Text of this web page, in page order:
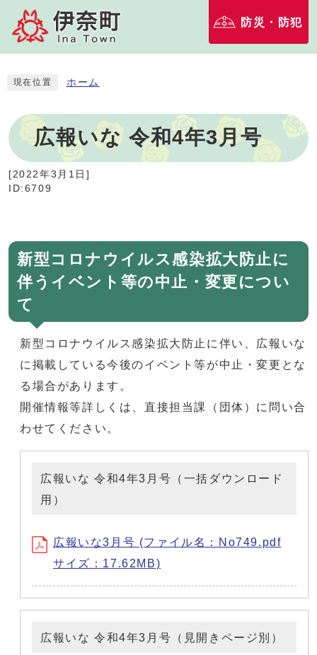
防災・防犯
現在位置 ホーム
広報いな 令和4年3月号
[2022年3月1日]
ID:6709
新型コロナウイルス感染拡大防止に
伴うイベント等の中止・変更につい
て
新型コロナウイルス感染拡大防止に伴い、広報いな
に掲載している今後のイベント等が中止・変更とな
る場合があります。
開催情報等詳しくは、直接担当課（団体）に問い合
わせてください。
広報いな 令和4年3月号（一括ダウンロード
用）
広報いな3月号 (ファイル名：No749.pdf
サイズ：17.62MB)
広報いな 令和4年3月号（見開きページ別）